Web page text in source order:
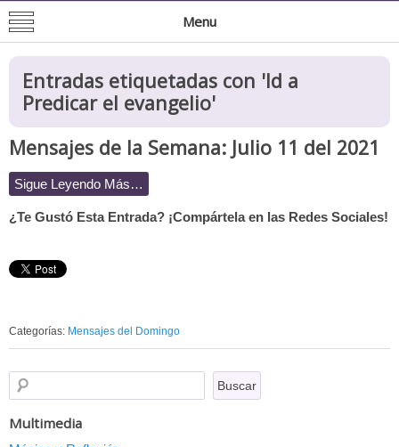
Mision de San Juan Bautista
Informacion General de la Mission
Menu
Entradas etiquetadas con 'Id a
Predicar el evangelio'
Mensajes de la Semana: Julio 11 del 2021
Sigue Leyendo Más…
¿Te Gustó Esta Entrada? ¡Compártela en las Redes Sociales!
Categorías: Mensajes del Domingo
Multimedia